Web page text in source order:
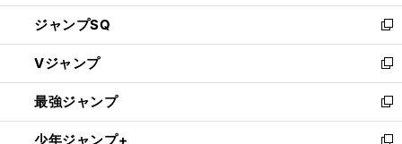
し
い
ウ
ィ
ン
ド
ウ
で
ジャンプSQ
新
し
い
ウ
ィ
ン
Vジャンプ
新
し
い
ウ
最強ジャンプ
新
し
少年ジャンプ+